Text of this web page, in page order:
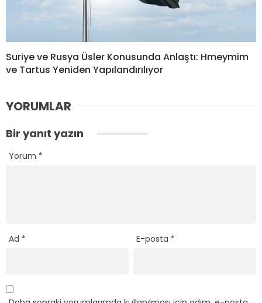
Suriye ve Rusya Üsler Konusunda Anlaştı: Hmeymim
ve Tartus Yeniden Yapılandırılıyor
YORUMLAR
Bir yanıt yazın
Yorum *
Ad * E-posta *